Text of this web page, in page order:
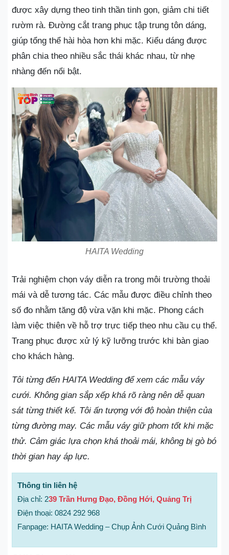
được xây dựng theo tinh thần tinh gọn, giảm chi tiết
rườm rà. Đường cắt trang phục tập trung tôn dáng,
giúp tổng thể hài hòa hơn khi mặc. Kiểu dáng được
phân chia theo nhiều sắc thái khác nhau, từ nhẹ
nhàng đến nổi bật.
HAITA Wedding
Trải nghiệm chọn váy diễn ra trong môi trường thoải
mái và dễ tương tác. Các mẫu được điều chỉnh theo
số đo nhằm tăng độ vừa vặn khi mặc. Phong cách
làm việc thiên về hỗ trợ trực tiếp theo nhu cầu cụ thể.
Trang phục được xử lý kỹ lưỡng trước khi bàn giao
cho khách hàng.
Tôi từng đến HAITA Wedding để xem các mẫu váy
cưới. Không gian sắp xếp khá rõ ràng nên dễ quan
sát từng thiết kế. Tôi ấn tượng với độ hoàn thiện của
từng đường may. Các mẫu váy giữ phom tốt khi mặc
thử. Cảm giác lựa chọn khá thoải mái, không bị gò bó
thời gian hay áp lực.
Thông tin liên hệ
Địa chỉ: 239 Trần Hưng Đạo, Đồng Hới, Quảng Trị
Điện thoại: 0824 292 968
Fanpage: HAITA Wedding – Chụp Ảnh Cưới Quảng Bình